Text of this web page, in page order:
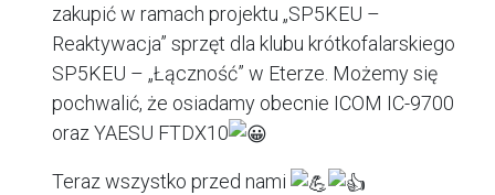
zakupić w ramach projektu „SP5KEU –
Reaktywacja” sprzęt dla klubu krótkofalarskiego
SP5KEU – „Łączność” w Eterze. Możemy się
pochwalić, że osiadamy obecnie ICOM IC-9700
oraz YAESU FTDX10
Teraz wszystko przed nami